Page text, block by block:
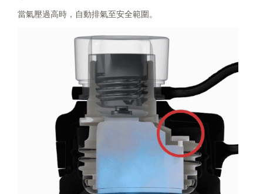
當氣壓過高時，自動排氣至安全範圍。